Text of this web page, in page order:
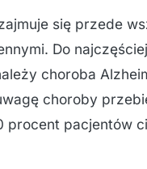
się przede
Do najczęściej
choroba
choroby
procent pacjentów